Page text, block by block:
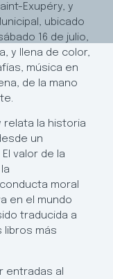
Exupéry, y
ubicado
16 de julio,
y llena de color,
música en
de la mano
relata la historia
un
valor de la
moral
en el mundo
traducida a
libros más
entradas al